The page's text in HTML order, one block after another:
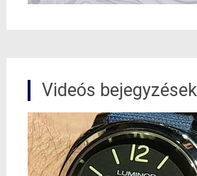
Videós bejegyzések